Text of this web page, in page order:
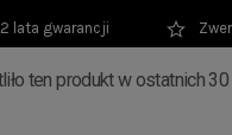
2 lata gwarancji